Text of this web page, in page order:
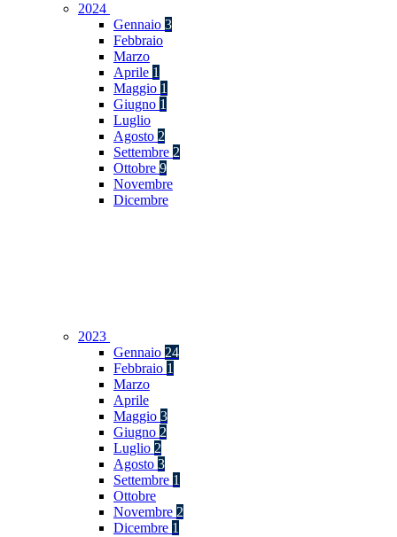
2024
Gennaio 3
Febbraio
Marzo
Aprile 1
Maggio 1
Giugno 1
Luglio
Agosto 2
Settembre 2
Ottobre 9
Novembre
Dicembre
2023
Gennaio 24
Febbraio 1
Marzo
Aprile
Maggio 3
Giugno 2
Luglio 2
Agosto 3
Settembre 1
Ottobre
Novembre 2
Dicembre 1